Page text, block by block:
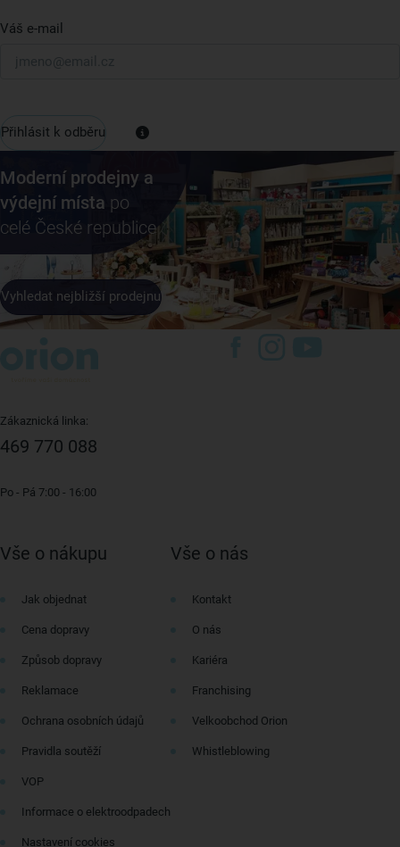
Váš e-mail
Přihlásit k odběru
Moderní prodejny a
výdejní místa po
celé České republice
Vyhledat nejbližší prodejnu
Zákaznická linka:
469 770 088
Po - Pá 7:00 - 16:00
Vše o nákupu
Jak objednat
Cena dopravy
Způsob dopravy
Reklamace
Ochrana osobních údajů
Pravidla soutěží
VOP
Informace o elektroodpadech
Nastavení cookies
Vše o nás
Kontakt
O nás
Kariéra
Franchising
Velkoobchod Orion
Whistleblowing